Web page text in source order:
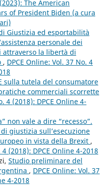
The American
of President Biden (a cura
Giustizia ed esportabilità
personale dei
la libertà di
, DPCE Online: Vol. 37 No. 4
sulla tutela del consumatore
commerciali scorrette
4 (2018): DPCE Online 4-
non vale a dire “recesso”.
giustizia sull’esecuzione
in vista della Brexit ,
(2018): DPCE Online 4-2018
Studio preliminare del
, DPCE Online: Vol. 37
4-2018